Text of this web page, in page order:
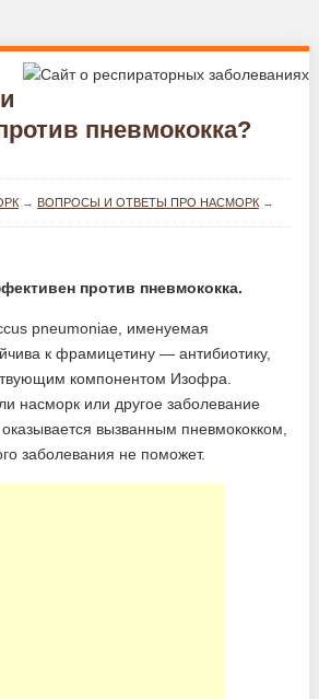
пневмококка?
→ ВОПРОСЫ И ОТВЕТЫ ПРО НАСМОРК→
против пневмококка.
pneumoniae, именуемая
к фрамицетину — антибиотику,
компонентом Изофра.
насморк или другое заболевание
вызванным пневмококком,
заболевания не поможет.